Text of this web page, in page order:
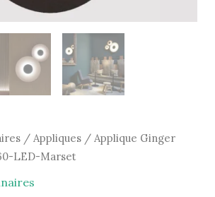
/ Appliques/ Applique Ginger
LED-Marset